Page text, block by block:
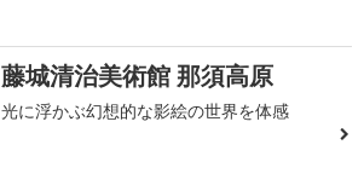
藤城清治美術館 那須高原
光に浮かぶ幻想的な影絵の世界を体感